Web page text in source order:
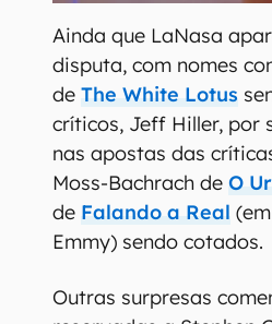
Ainda que LaNasa
disputa, com nomes
deThe White Lotus
críticos, Jeff Hiller, por
nas apostas das
Moss-Bachrach deO
de Falando a Real
Emmy) sendo cotados.
Outras surpresas